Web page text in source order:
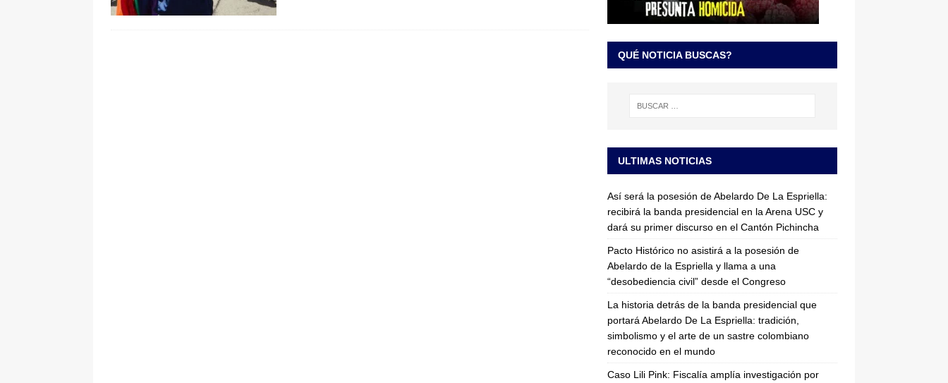
pone bajo la lupa a nuevo proveedor vinculado al entramado empresarial
QUÉ NOTICIA BUSCAS?
ULTIMAS NOTICIAS
Así será la posesión de Abelardo De La Espriella:
recibirá la banda presidencial en la Arena USC y
dará su primer discurso en el Cantón Pichincha
Pacto Histórico no asistirá a la posesión de
Abelardo de la Espriella y llama a una
“desobediencia civil” desde el Congreso
La historia detrás de la banda presidencial que
portará Abelardo De La Espriella: tradición,
simbolismo y el arte de un sastre colombiano
reconocido en el mundo
Caso Lili Pink: Fiscalía amplía investigación por